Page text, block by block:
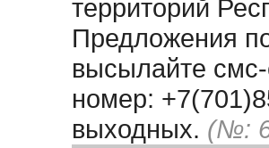
территорий
Предложения
высылайте
номер:
выходных. (№: